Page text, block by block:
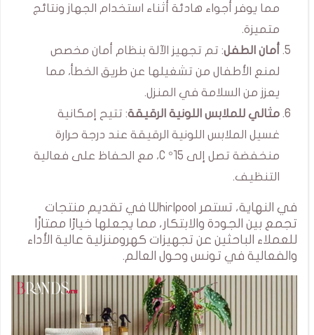
مما يوفر أجواء هادئة أثناء استخدام الجهاز ونتائج
متميزة.
أمان الطفل: تم تجهيز الآلة بنظام أمان مخصص
لمنع الأطفال من تشغيلها عن طريق الخطأ، مما
يعزز من السلامة في المنزل.
مثالي للملابس اللونية الرقيقة: تتيح إمكانية
غسيل الملابس اللونية الرقيقة عند درجة حرارة
منخفضة تصل إلى 15° C، مع الحفاظ على فعالية
التنظيف.
في النهاية، تستمر Whirlpool في تقديم منتجات
تجمع بين الجودة والابتكار، مما يجعلها خيارًا ممتازًا
للعملاء الباحثين عن تجهيزات كهرومنزلية عالية الأداء
والفعالية في تونس وحول العالم.